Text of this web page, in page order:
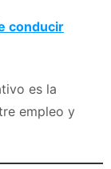
conducir
es la
empleo y